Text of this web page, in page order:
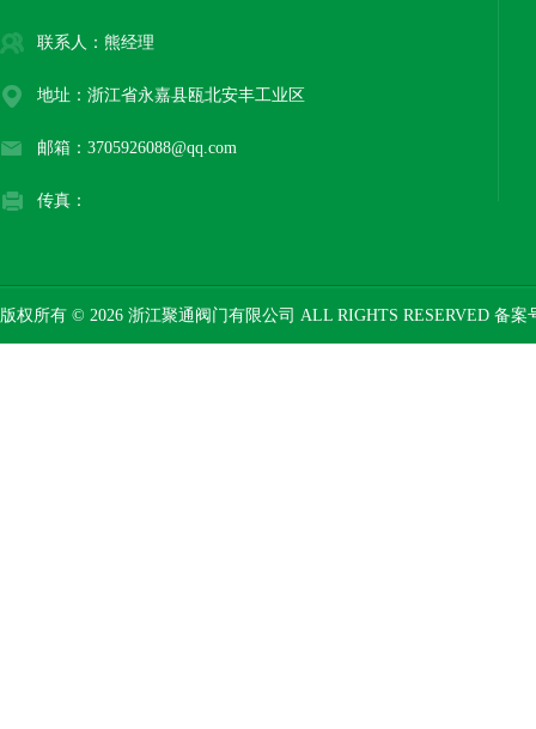
联系人：熊经理
地址：浙江省永嘉县瓯北安丰工业区
邮箱：3705926088@qq.com
传真：
版权所有 © 2026 浙江聚通阀门有限公司 ALL RIGHTS RESERVED 备案